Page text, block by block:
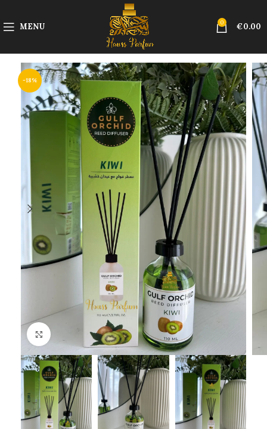
MENU 0 €0.00
-18%
Click to enlarge